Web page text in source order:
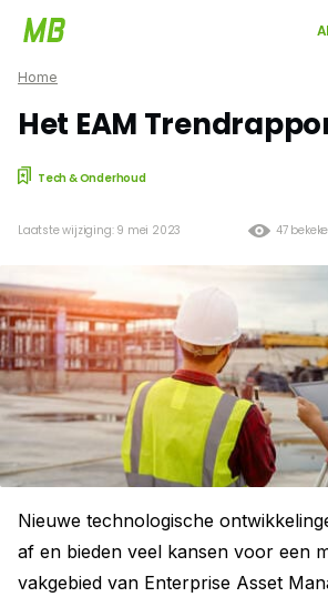
Home
Het EAM
Tech & Onderhoud
47
Laatste wijziging: 9 mei 2023
Nieuwe technologische
af en bieden veel kansen voor een
vakgebied van Enterprise Asset